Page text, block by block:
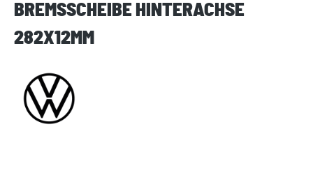
BREMSSCHEIBE HINTERACHSE
282X12MM